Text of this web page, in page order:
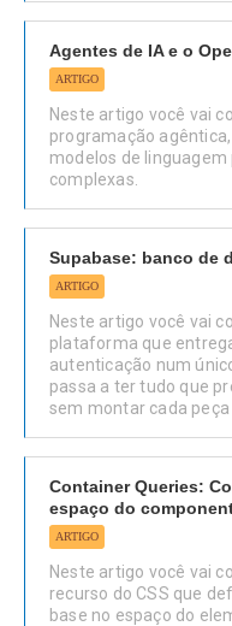
Agentes de IA e o
ARTIGO
Neste artigo você vai
programação
modelos de
complexas.
Supabase: banco de
ARTIGO
Neste artigo você vai
plataforma que
autenticação num
passa a ter tudo que
sem montar cada
Container Queries:
espaço do
ARTIGO
Neste artigo você vai
recurso do CSS que
base no espaço do